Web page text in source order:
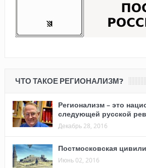
ЧТО ТАКОЕ РЕГИОНАЛИЗМ?
Регионализм – это
следующей русской
Декабрь 28, 2016
Постмосковская
Июнь 02, 2016